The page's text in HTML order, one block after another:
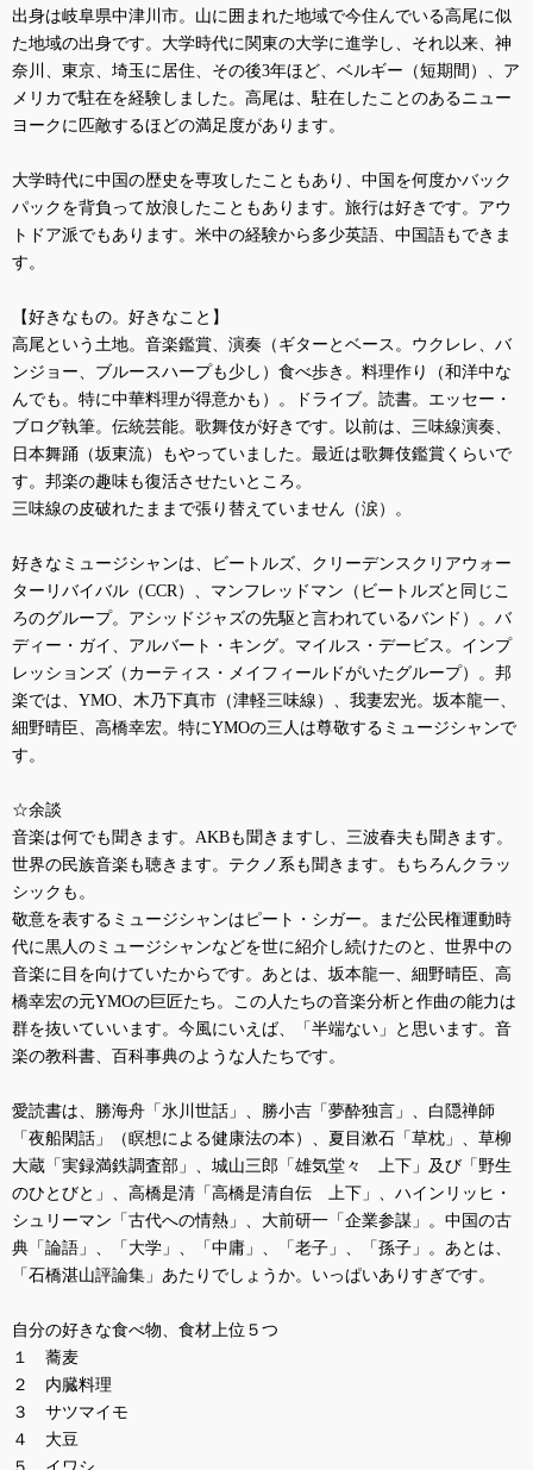
出身は岐阜県中津川市。山に囲まれた地域で今住んでいる高尾に似
た地域の出身です。大学時代に関東の大学に進学し、それ以来、神
奈川、東京、埼玉に居住、その後3年ほど、ベルギー（短期間）、ア
メリカで駐在を経験しました。高尾は、駐在したことのあるニュー
ヨークに匹敵するほどの満足度があります。
大学時代に中国の歴史を専攻したこともあり、中国を何度かバック
パックを背負って放浪したこともあります。旅行は好きです。アウ
トドア派でもあります。米中の経験から多少英語、中国語もできま
す。
【好きなもの。好きなこと】
高尾という土地。音楽鑑賞、演奏（ギターとベース。ウクレレ、バ
ンジョー、ブルースハープも少し）食べ歩き。料理作り（和洋中な
んでも。特に中華料理が得意かも）。ドライブ。読書。エッセー・
ブログ執筆。伝統芸能。歌舞伎が好きです。以前は、三味線演奏、
日本舞踊（坂東流）もやっていました。最近は歌舞伎鑑賞くらいで
す。邦楽の趣味も復活させたいところ。
三味線の皮破れたままで張り替えていません（涙）。
好きなミュージシャンは、ビートルズ、クリーデンスクリアウォー
ターリバイバル（CCR）、マンフレッドマン（ビートルズと同じこ
ろのグループ。アシッドジャズの先駆と言われているバンド）。バ
ディー・ガイ、アルバート・キング。マイルス・デービス。インプ
レッションズ（カーティス・メイフィールドがいたグループ）。邦
楽では、 YMO、木乃下真市（津軽三味線）、我妻宏光。坂本龍一、
細野晴臣、高橋幸宏。特にYMOの三人は尊敬するミュージシャンで
す。
☆余談
音楽は何でも聞きます。 AKBも聞きますし、三波春夫も聞きます。
世界の民族音楽も聴きます。テクノ系も聞きます。もちろんクラッ
シックも。
敬意を表するミュージシャンはピート・シガー。まだ公民権運動時
代に黒人のミュージシャンなどを世に紹介し続けたのと、世界中の
音楽に目を向けていたからです。あとは、坂本龍一、細野晴臣、高
橋幸宏の元YMOの巨匠たち。この人たちの音楽分析と作曲の能力は
群を抜いていいます。今風にいえば、「半端ない」と思います。音
楽の教科書、百科事典のような人たちです。
愛読書は、勝海舟「氷川世話」、勝小吉「夢酔独言」、白隠禅師
「夜船閑話」（瞑想による健康法の本）、夏目漱石「草枕」、草柳
大蔵「実録満鉄調査部」、城山三郎「雄気堂々 上下」及び「野生
のひとびと」、高橋是清「高橋是清自伝 上下」、ハインリッヒ・
シュリーマン「古代への情熱」、大前研一「企業参謀」。中国の古
典「論語」、「大学」、「中庸」、「老子」、「孫子」。あとは、
「石橋湛山評論集」あたりでしょうか。いっぱいありすぎです。
自分の好きな食べ物、食材上位５つ
１ 蕎麦
２ 内臓料理
３ サツマイモ
４ 大豆